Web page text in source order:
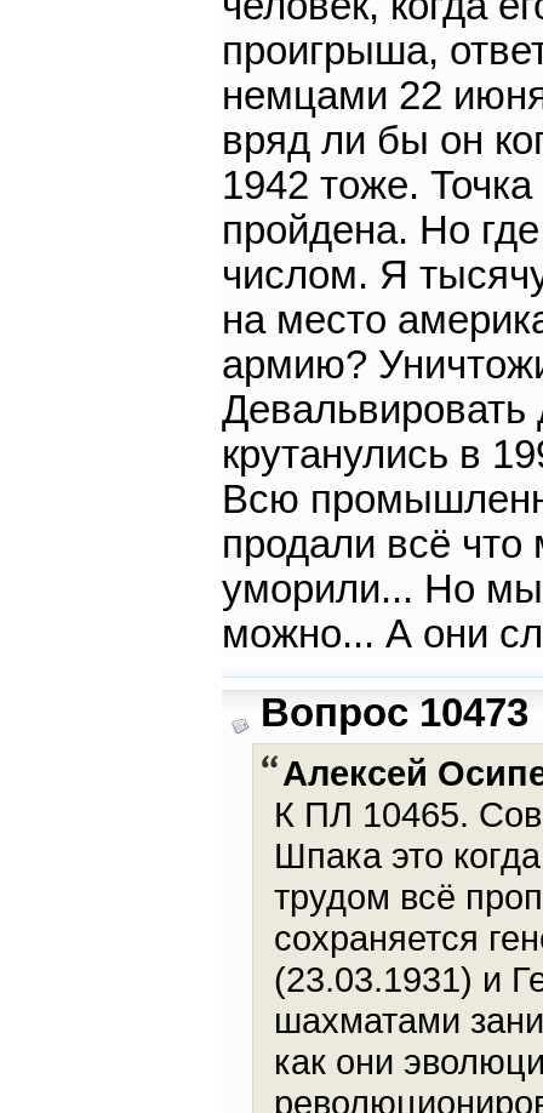
проигрыша,
немцами 22
вряд ли бы он
1942 тоже.
пройдена. Но
числом. Я
на место
армию?
крутанулись в
Всю
продали всё
уморили... Но
можно... А они
Вопрос 10473
Алексей
К ПЛ 10465.
Шпака это
трудом всё
сохраняется
(23.03.1931) и
шахматами
как они